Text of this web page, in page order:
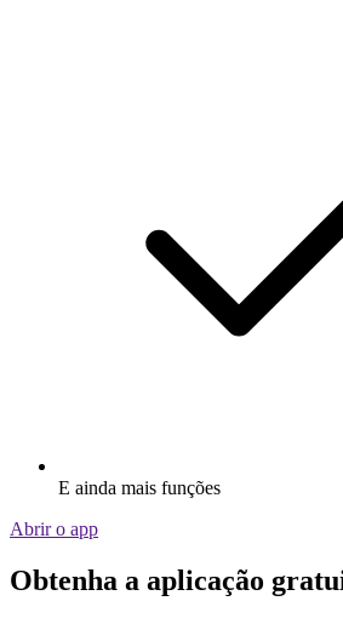
E ainda mais funções
Abrir o app
Obtenha a aplicação